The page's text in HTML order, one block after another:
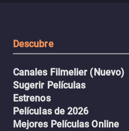
Descubre
Canales Filmelier (Nuevo)
Sugerir Películas
Estrenos
Películas de 2026
Mejores Películas Online